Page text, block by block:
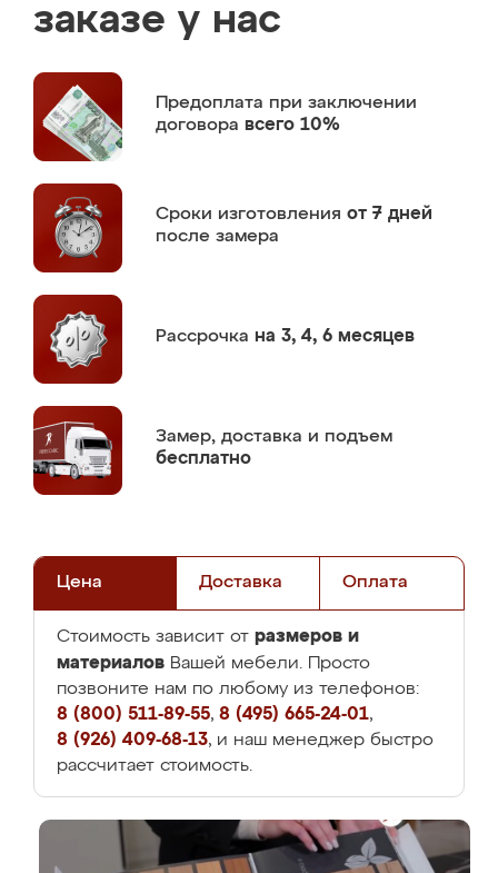
заказе у нас
Предоплата при заключении
договора всего 10%
Сроки изготовления от 7 дней
после замера
Рассрочка на 3, 4, 6 месяцев
Замер, доставка и подъем
бесплатно
Цена Доставка Оплата
Стоимость зависит от размеров и
материалов Вашей мебели. Просто
позвоните нам по любому из телефонов:
8 (800) 511-89-55, 8 (495) 665-24-01,
8 (926) 409-68-13, и наш менеджер быстро
рассчитает стоимость.